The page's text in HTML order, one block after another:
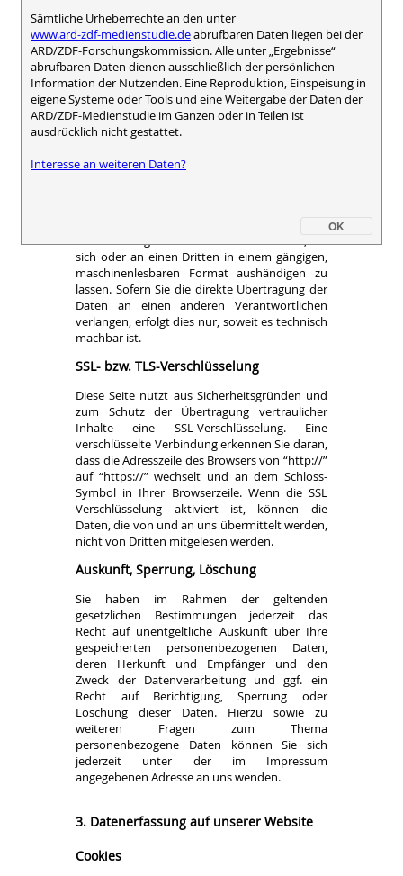
Sämtliche Urheberrechte an den unter
www.ard-zdf-medienstudie.deabrufbaren Daten liegen bei der
ARD/ZDF-Forschungskommission. Alle unter „Ergebnisse“
abrufbaren Daten dienen ausschließlich der persönlichen
Information der Nutzenden. Eine Reproduktion, Einspeisung in
eigene Systeme oder Tools und eine Weitergabe der Daten der
ARD/ZDF-Medienstudie im Ganzen oder in Teilen ist
ausdrücklich nicht gestattet.
Interesse an weiteren Daten?
OK
dem Betroffenen ein Beschwerderecht bei der
zuständigen Aufsichtsbehörde zu. Die für uns
zuständige Aufsichtsbehörde ist:
Der Rundfunkdatenschutzbeauftragte
Stephan Schwarze
Kantstraße 71-73, 04275 Leipzig
Beschwerdeformular der Aufsichtsbehörde
eines Vertrags automatisiert verarbeiten, an
sich oder an einen Dritten in einem gängigen,
maschinenlesbaren Format aushändigen zu
lassen. Sofern Sie die direkte Übertragung der
Daten an einen anderen Verantwortlichen
verlangen, erfolgt dies nur, soweit es technisch
machbar ist.
SSL- bzw. TLS-Verschlüsselung
Diese Seite nutzt aus Sicherheitsgründen und
zum Schutz der Übertragung vertraulicher
Inhalte eine SSL-Verschlüsselung. Eine
verschlüsselte Verbindung erkennen Sie daran,
dass die Adresszeile des Browsers von “http://”
auf “https://” wechselt und an dem Schloss-
Symbol in Ihrer Browserzeile. Wenn die SSL
Verschlüsselung aktiviert ist, können die
Daten, die von und an uns übermittelt werden,
nicht von Dritten mitgelesen werden.
Auskunft, Sperrung, Löschung
Sie haben im Rahmen der geltenden
gesetzlichen Bestimmungen jederzeit das
Recht auf unentgeltliche Auskunft über Ihre
gespeicherten personenbezogenen Daten,
deren Herkunft und Empfänger und den
Zweck der Datenverarbeitung und ggf. ein
Recht auf Berichtigung, Sperrung oder
Löschung dieser Daten. Hierzu sowie zu
weiteren Fragen zum Thema
personenbezogene Daten können Sie sich
jederzeit unter der im Impressum
angegebenen Adresse an uns wenden.
3. Datenerfassung auf unserer Website
Cookies